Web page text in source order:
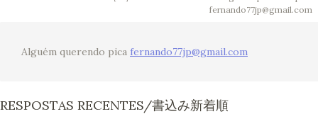
fernando77jp@gmail.com
Alguém querendo pica fernando77jp@gmail.com
RESPOSTAS RECENTES/書込み新着順